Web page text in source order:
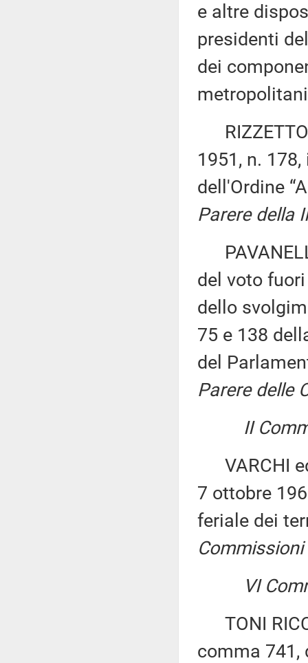
e altre
presidenti
dei
RIZZETTO
1951, n.
dell'Ordine
Parere della
del voto
dello
75 e 138
del
Parere delle
II
VARCHI
7 ottobre
feriale dei
Commissioni
VI
TONI
comma 741,